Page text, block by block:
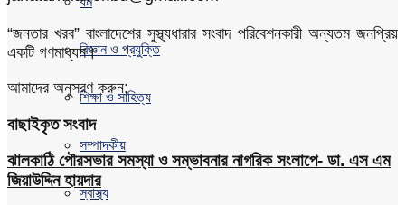
বিজ্ঞান ও প্রযুক্তি
শিক্ষা ও সাহিত্য
সম্পাদকীয়
স্বাস্থ্য
“জনতার খরব” বাংলাদেশের সুস্থ্যধারার সংবাদ পরিবেশনকারী অন্যতম জনপ্রিয়
একটি গণমাধ্যম।
আমাদের অনুসরণ করুন:
বাছাইকৃত সংবাদ
ঝালকাঠি পৌরসভার সমস্যা ও সম্ভাবনার নাগরিক সংলাপে- ডা. এস এম
জিয়াউদ্দিন হায়দার